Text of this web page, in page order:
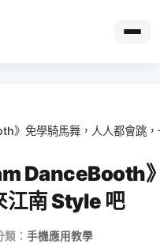
》免學騎馬舞，人人都會跳
DanceBooth
江南 Style 吧
類： 手機應用教學